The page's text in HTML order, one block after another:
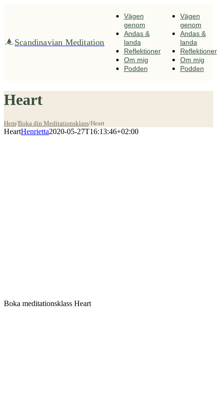
Scandinavian Meditation
Vägen
genom
Andas &
landa
Reflektioner
Om mig
Podden
Vägen
genom
Andas &
landa
Reflektioner
Om mig
Podden
Heart
Hem/Boka din Meditationsklass/Heart
HeartHenrietta2020-05-27T16:13:46+02:00
Boka meditationsklass Heart